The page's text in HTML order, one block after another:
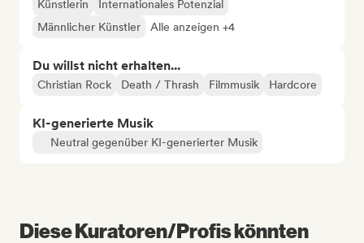
Künstlerin
Internationales Potenzial
Männlicher Künstler
Alle anzeigen +4
Du willst nicht erhalten...
Christian Rock Death / Thrash Filmmusik Hardcore
KI-generierte Musik
Neutral gegenüber KI-generierter Musik
Diese Kuratoren/Profis könnten